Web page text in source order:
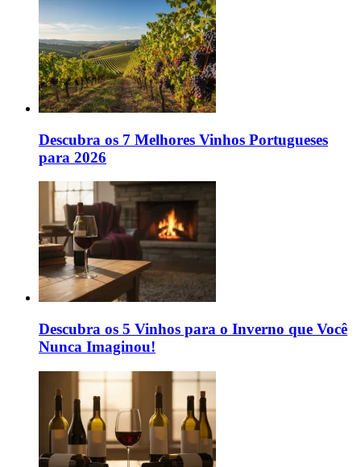
Descubra os 7 Melhores Vinhos Portugueses
para 2026
Descubra os 5 Vinhos para o Inverno que Você
Nunca Imaginou!